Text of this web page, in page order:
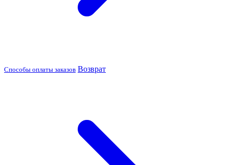
Способы оплаты заказов Возврат